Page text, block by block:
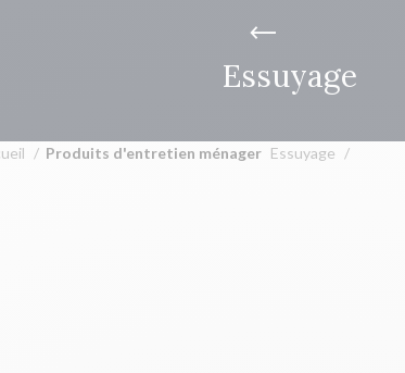
Essuyage
Produits d'entretien ménager Essuyage